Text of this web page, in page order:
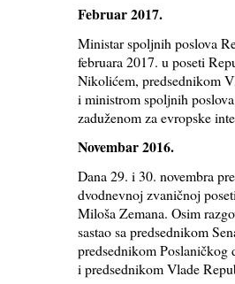
Februar 2017.
Ministar spoljnih poslova
februara 2017. u poseti
Nikolićem, predsednikom
i ministrom spoljnih
zaduženom za evropske
Novembar 2016.
Dana 29. i 30. novembra
dvodnevnoj zvaničnoj
Miloša Zemana. Osim
sastao sa predsednikom
predsednikom Poslaničkog
i predsednikom Vlade